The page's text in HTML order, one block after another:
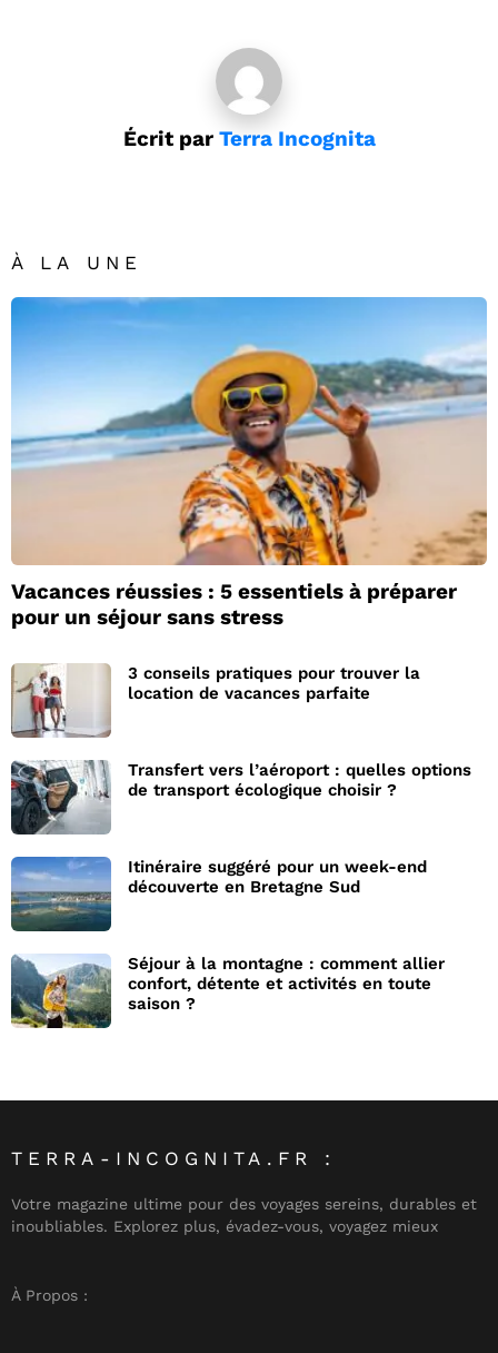
Écrit par Terra Incognita
À LA UNE
Vacances réussies : 5 essentiels à préparer
pour un séjour sans stress
3 conseils pratiques pour trouver la
location de vacances parfaite
Transfert vers l’aéroport : quelles options
de transport écologique choisir ?
Itinéraire suggéré pour un week-end
découverte en Bretagne Sud
Séjour à la montagne : comment allier
confort, détente et activités en toute
saison ?
TERRA-INCOGNITA.FR :
Votre magazine ultime pour des voyages sereins, durables et
inoubliables. Explorez plus, évadez-vous, voyagez mieux
À Propos :